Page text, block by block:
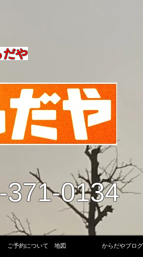
だや
371-0134
ご予約について 地図 からだやブログ